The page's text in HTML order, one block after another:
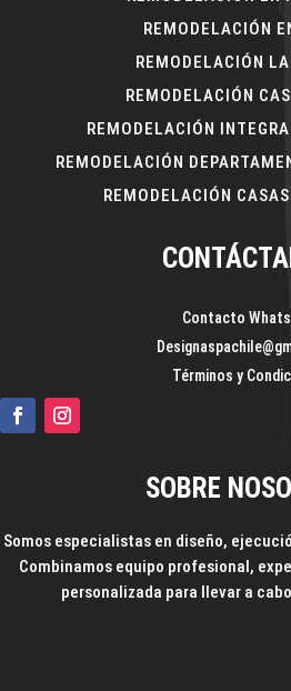
REMODELACIÓN
REMODELACIÓN
REMODELACIÓN
REMODELACIÓN
REMODELACIÓN
REMODELACIÓN
Contacto
Términos y
SOBRE
Somos especialistas en diseño,
Combinamos equipo profesional,
personalizada para llevar a